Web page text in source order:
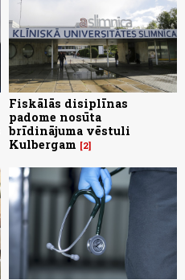
Fiskālās disiplīnas
padome nosūta
brīdinājuma vēstuli
Kulbergam
2